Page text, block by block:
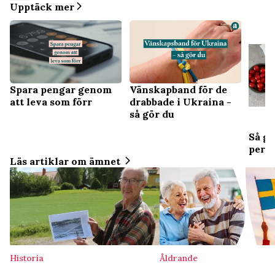
Upptäck mer
Spara pengar genom
att leva som förr
Vänskapband för de
drabbade i Ukraina -
så gör du
Så
Läs artiklar om ämnet
Historia Åldrande